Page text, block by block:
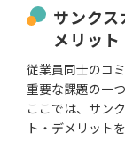
サンク
メリッ
従業員同士のコ
重要な課題の一つ
ここでは、サン
ト・デメリット